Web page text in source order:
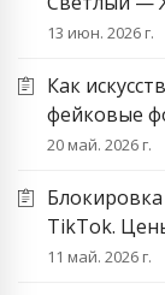
13 июн. 2026 г.
Как
фейковые
20 май. 2026 г.
TikTok.
11 май. 2026 г.